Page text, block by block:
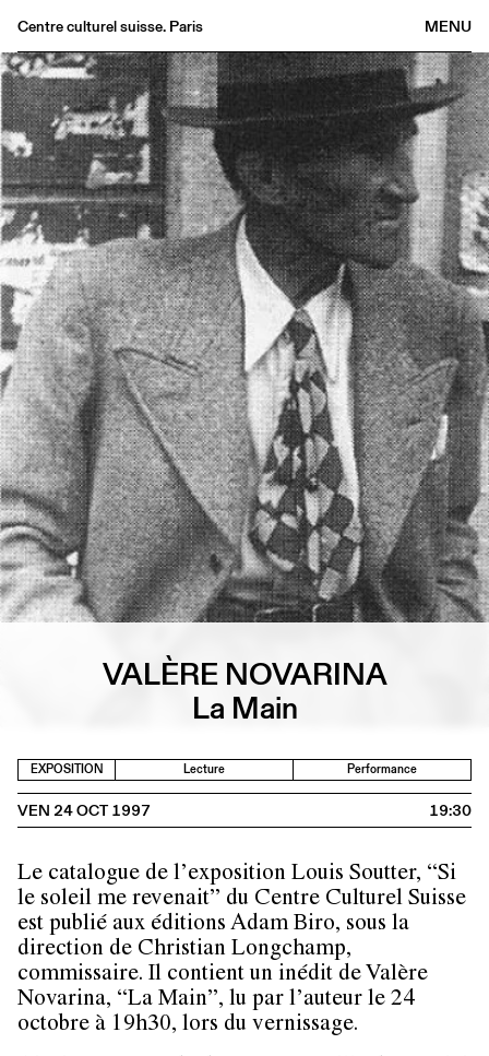
MENU
Centre culturel suisse. Paris
Agenda
Librairie
Buvette
Archives
Médiathèque
Éditions
Informations
FR/EN
VALÈRE NOVARINA
La Main
EXPOSITION Lecture Performance
VEN 24 OCT 1997 19:30
Le catalogue de l’exposition Louis Soutter, “Si
le soleil me revenait” du Centre Culturel Suisse
est publié aux éditions Adam Biro, sous la
direction de Christian Longchamp,
commissaire. Il contient un inédit de Valère
Novarina, “La Main”, lu par l’auteur le 24
octobre à 19h30, lors du vernissage.